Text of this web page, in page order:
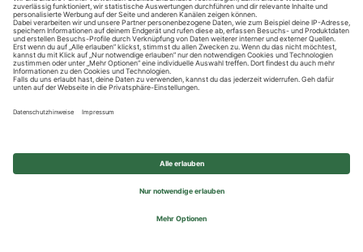
Impressum
Privatsphäre-Einstellungen
© 2026 REWE Group - All rights reserved